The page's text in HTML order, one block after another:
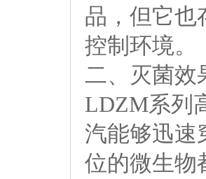
品，但它也
控制环境。
二、灭菌效
LDZM系列
汽能够迅速
位的微生物